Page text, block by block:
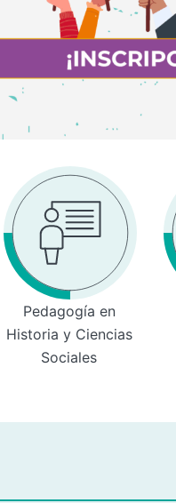
Pedagogía en
Historia y Ciencias
Sociales